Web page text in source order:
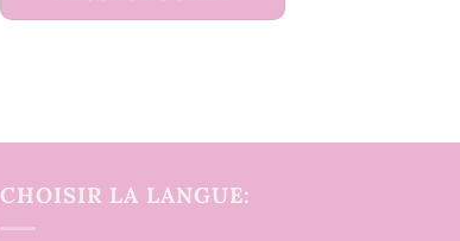
CHOISIR LA LANGUE: